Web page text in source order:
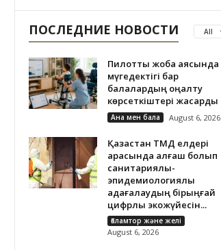
ПОСЛЕДНИЕ НОВОСТИ All
Пилоттық жоба аясында
мүгедектігі бар
балалардың оңалту
көрсеткіштері жақсарды
Ана мен бала August 6, 2026
Қазақстан ТМД елдері
арасында алғаш болып
санитариялық-
эпидемиологиялық
қадағалаудың бірыңғай
цифрлық экожүйесін...
Ғаламтор және желі
August 6, 2026